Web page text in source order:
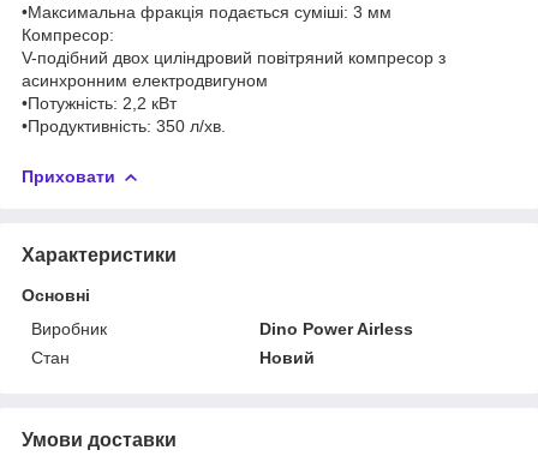
•Максимальна фракція подається суміші: 3 мм
Компресор:
V-подібний двох циліндровий повітряний компресор з
асинхронним електродвигуном
•Потужність: 2,2 кВт
•Продуктивність: 350 л/хв.
Приховати
Характеристики
Основні
Виробник
Dino Power Airless
Стан
Новий
Умови доставки